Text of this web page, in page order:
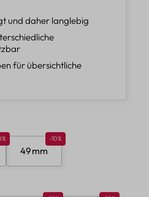
und daher langlebig
für übersichtliche
10%
49 mm
Rabatt 10%
-10%